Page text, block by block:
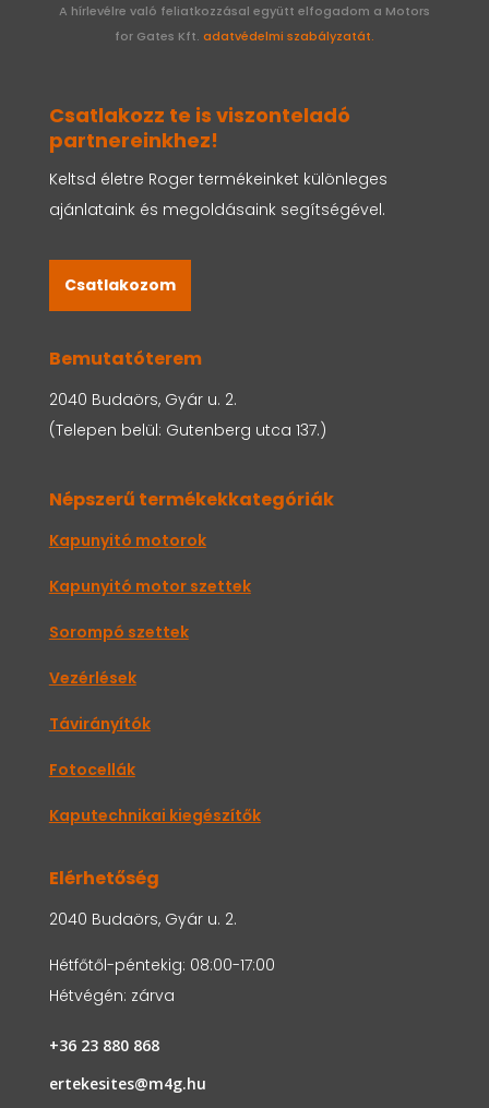
A hírlevélre való feliatkozzásal együtt elfogadom a Motors
for Gates Kft. adatvédelmi szabályzatát.
Csatlakozz te is viszonteladó
partnereinkhez!
Keltsd életre Roger termékeinket különleges
ajánlataink és megoldásaink segítségével.
Csatlakozom
Bemutatóterem
2040 Budaörs, Gyár u. 2.
(Telepen belül: Gutenberg utca 137.)
Népszerű termékekkategóriák
Kapunyitó motorok
Kapunyitó motor szettek
Sorompó szettek
Vezérlések
Távirányítók
Fotocellák
Kaputechnikai kiegészítők
Elérhetőség
2040 Budaörs, Gyár u. 2.
Hétfőtől-péntekig: 08:00-17:00
Hétvégén: zárva
+36 23 880 868
ertekesites@m4g.hu